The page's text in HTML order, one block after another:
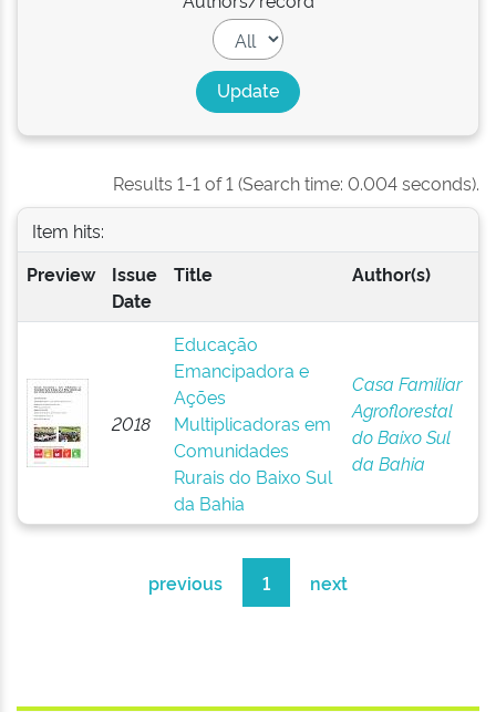
Results 1-1 of 1 (Search time: 0.004 seconds).
Item hits:
Preview
Issue
Date
Title Author(s)
2018
Educação
Emancipadora e
Ações
Multiplicadoras em
Comunidades
Rurais do Baixo Sul
da Bahia
Casa Familiar
Agroflorestal
do Baixo Sul
da Bahia
previous 1 next